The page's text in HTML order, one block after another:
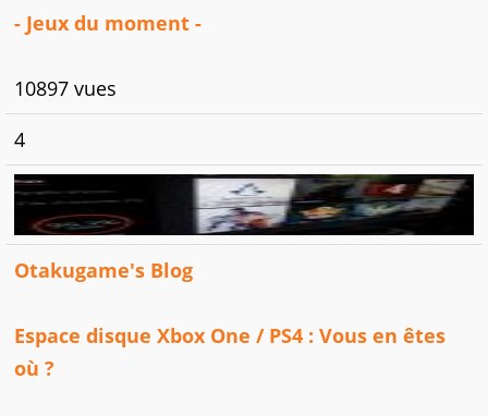
- Jeux du moment -
10897 vues
4
Otakugame's Blog
Espace disque Xbox One / PS4 : Vous en êtes
où ?